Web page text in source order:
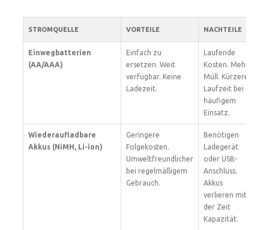
STROMQUELLE VORTEILE NACHTEILE
Einwegbatterien
(AA/AAA)
Einfach zu
ersetzen. Weit
verfügbar. Keine
Ladezeit.
Laufende
Kosten. Mehr
Müll. Kürzere
Laufzeit bei
häufigem
Einsatz.
Wiederaufladbare
Akkus (NiMH, Li-ion)
Geringere
Folgekosten.
Umweltfreundlicher
bei regelmäßigem
Gebrauch.
Benötigen
Ladegerät
oder USB-
Anschluss.
Akkus
verlieren mit
der Zeit
Kapazität.